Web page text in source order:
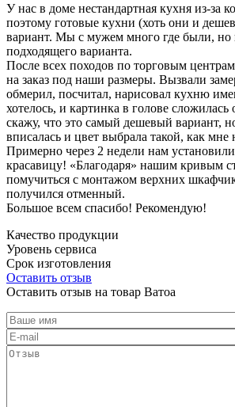
У нас в доме нестандартная кухня из-за
поэтому готовые кухни (хоть они и
вариант. Мы с мужем много где были, но
подходящего варианта.
После всех походов по торговым
на заказ под наши размеры. Вызвали
обмерил, посчитал, нарисовал кухню
хотелось, и картинка в голове сложилась
скажу, что это самый дешевый вариант,
вписалась и цвет выбрала такой, как мне
Примерно через 2 недели нам
красавицу! «Благодаря» нашим кривым
помучиться с монтажом верхних
получился отменный.
Большое всем спасибо! Рекомендую!
Качество продукции
Уровень сервиса
Срок изготовления
Оставить отзыв
Оставить отзыв на товар Ватоа